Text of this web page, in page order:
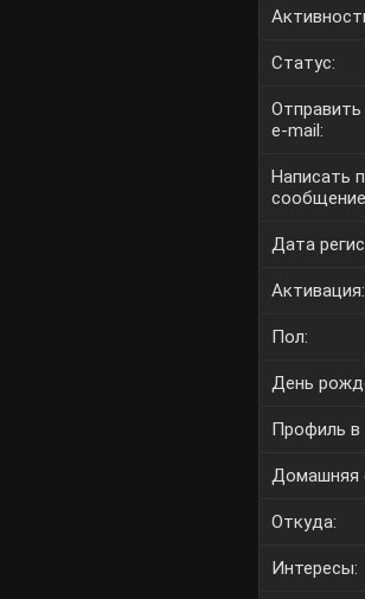
Статус:
e-mail:
Написать
Дата
Активация:
Пол:
День
Профиль в
Домашняя
Откуда:
Интересы: